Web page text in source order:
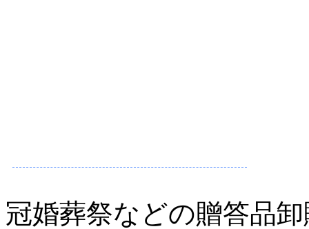
冠婚葬祭などの贈答品